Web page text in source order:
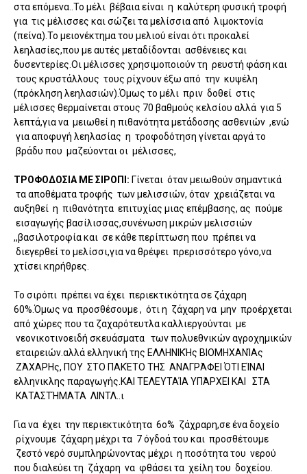
στα επόμενα..Το μέλι βέβαια είναι η καλύτερη φυσική τροφή
για τις μέλισσες και σώζει τα μελίσσια από λιμοκτονία
(πείνα).Το μειονέκτημα του μελιού είναι ότι προκαλεί
λεηλασίες,που με αυτές μεταδίδονται ασθένειες και
δυσεντερίες.Οι μέλισσες χρησιμοποιούν τη ρευστή φάση και
τους κρυστάλλους τους ρίχνουν έξω από την κυψέλη
(πρόκληση λεηλασιών).Όμως το μέλι πριν δοθεί στις
μέλισσες θερμαίνεται στους 70 βαθμούς κελσίου αλλά για 5
λεπτά,για να μειωθεί η πιθανότητα μετάδοσης ασθενιών ,ενώ
για αποφυγή λεηλασίας η τροφοδότηση γίνεται αργά το
βράδυ που μαζεύονται οι μέλισσες,
ΤΡΟΦΟΔΟΣΙΑ ΜΕ ΣΙΡΟΠΙ: Γίνεται όταν μειωθούν σημαντικά
τα αποθέματα τροφής των μελισσιών, όταν χρειάζεται να
αυξηθεί η πιθανότητα επιτυχίας μιας επέμβασης, ας πούμε
εισαγωγής βασίλισσας,συνένωση μικρών μελισσιών
,,βασιλοτροφία και σε κάθε περίπτωση που πρέπει να
διεγερθεί το μελίσσι,για να θρέψει πρερισσότερο γόνο,να
χτίσει κηρήθρες.
Το σιρόπι πρέπει να έχει περιεκτικότητα σε ζάχαρη
60%.Όμως να προσθέσουμε , ότι η ζάχαρη να μην προέρχεται
από χώρες που τα ζαχαρότευτλα καλλιεργούνται με
νεονικοτινοειδή σκευάσματα των πολυεθνικών αγροχημικών
εταιρειών.αλλά ελληνική της ΕΛΛΗΝΙΚΉς ΒΙΟΜΗΧΑΝΊΑς
ΖΆΧΑΡΗς, ΠΟΥ ΣΤΟ ΠΑΚΈΤΟ ΤΗΣ ΑΝΑΓΡΆΦΕΙ ΌΤΙ ΕΊΝΑΙ
ελληνικλης παραγωγής.ΚΑΙ ΤΕΛΕΥΤΑΊΑ ΥΠΆΡΧΕΙ ΚΑΙ ΣΤΑ
ΚΑΤΑΣΤΉΜΑΤΑ ΛΙΝΤΛ..ι
Για να έχει την περιεκτικότητα 6ο% ζάχραρη,σε ένα δοχείο
ρίχνουμε ζάχαρη μέχρι τα 7 όγδοά του και προσθέτουμε
ζεστό νερό συμπληρώνοντας μέχρι η ποσότητα του νερού
που διαλεύει τη ζάχαρη να φθάσει τα χείλη του δοχείου.